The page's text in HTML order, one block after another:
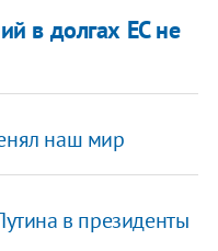
в долгах ЕС не
наш мир
в президенты